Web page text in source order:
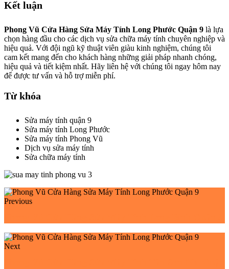
Kết luận
Phong Vũ Cửa Hàng Sửa Máy Tính Long Phước Quận 9 là lựa
chọn hàng đầu cho các dịch vụ sửa chữa máy tính chuyên nghiệp và
hiệu quả. Với đội ngũ kỹ thuật viên giàu kinh nghiệm, chúng tôi
cam kết mang đến cho khách hàng những giải pháp nhanh chóng,
hiệu quả và tiết kiệm nhất. Hãy liên hệ với chúng tôi ngay hôm nay
để được tư vấn và hỗ trợ miễn phí.
Từ khóa
Sửa máy tính quận 9
Sửa máy tính Long Phước
Sửa máy tính Phong Vũ
Dịch vụ sửa máy tính
Sửa chữa máy tính
Previous
Next